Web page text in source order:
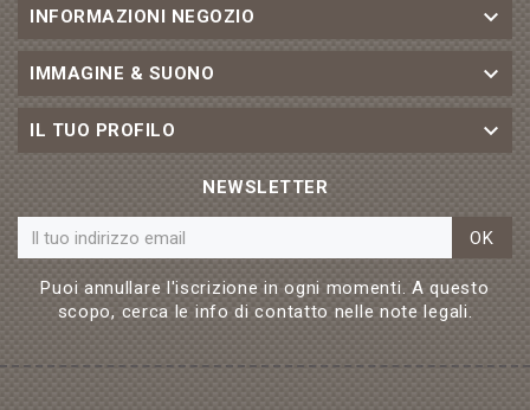
INFORMAZIONI NEGOZIO 
IMMAGINE & SUONO 
IL TUO PROFILO 
NEWSLETTER
OK
Puoi annullare l'iscrizione in ogni momenti. A questo
scopo, cerca le info di contatto nelle note legali.